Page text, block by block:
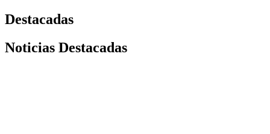
Destacadas
Noticias Destacadas